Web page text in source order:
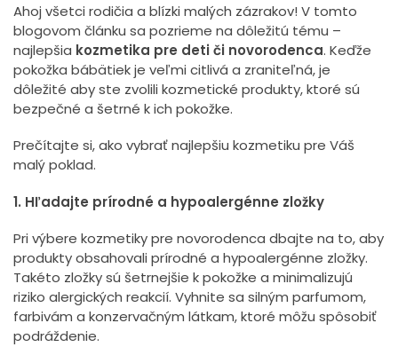
Ahoj všetci rodičia a blízki malých zázrakov! V tomto
blogovom článku sa pozrieme na dôležitú tému –
najlepšia kozmetika pre deti či novorodenca. Keďže
pokožka bábätiek je veľmi citlivá a zraniteľná, je
dôležité aby ste zvolili kozmetické produkty, ktoré sú
bezpečné a šetrné k ich pokožke.
Prečítajte si, ako vybrať najlepšiu kozmetiku pre Váš
malý poklad.
1. Hľadajte prírodné a hypoalergénne zložky
Pri výbere kozmetiky pre novorodenca dbajte na to, aby
produkty obsahovali prírodné a hypoalergénne zložky.
Takéto zložky sú šetrnejšie k pokožke a minimalizujú
riziko alergických reakcií. Vyhnite sa silným parfumom,
farbivám a konzervačným látkam, ktoré môžu spôsobiť
podráždenie.